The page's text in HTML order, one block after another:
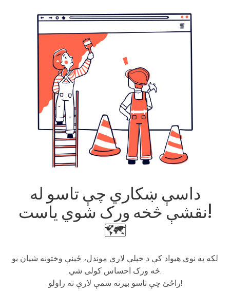
داسې ښکاري چې تاسو له
نقشې څخه ورک شوي یاست!
🗺️
لکه په نوي هیواد کې د خپلې لارې موندل، ځینې وختونه شیان یو
څه ورک احساس کولی شي.
راځئ چې تاسو بیرته سمې لارې ته راولو!